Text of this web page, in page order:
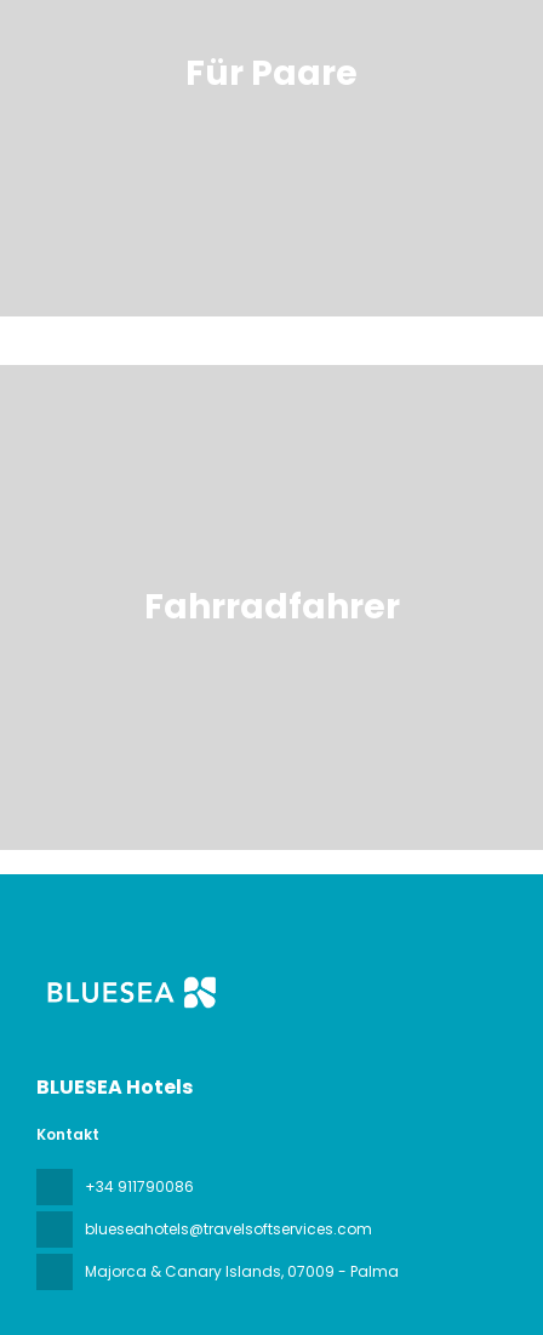
Für Paare
Fahrradfahrer
BLUESEA Hotels
Kontakt
+34 911790086
blueseahotels@travelsoftservices.com
Majorca & Canary Islands, 07009 - Palma